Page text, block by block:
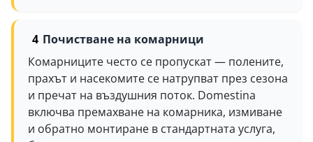
Почистване на комарници
Комарниците често се пропускат — полените,
прахът и насекомите се натрупват през сезона
и пречат на въздушния поток. Domestina
включва премахване на комарника, измиване
и обратно монтиране в стандартната услуга,